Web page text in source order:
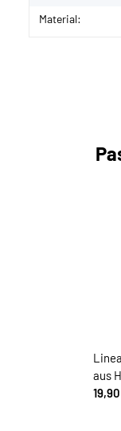
Material:
aus